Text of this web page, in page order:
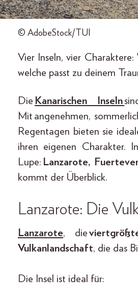
© AdobeStock/TUI
Vier Inseln, vier
welche passt zu deinem
Die Kanarischen Inseln
Mit angenehmen,
Regentagen bieten sie
ihren eigenen Charakter.
Lupe: Lanzarote,
kommt der Überblick.
Lanzarote: Die
Lanzarote, die
Vulkanlandschaft, die das
Die Insel ist ideal für: